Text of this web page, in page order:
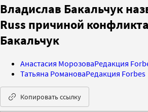
Владислав Бакальчук
Russ причиной
Бакальчук
Анастасия МорозоваРедакция
Татьяна РомановаРедакция Forbes
Копировать ссылку